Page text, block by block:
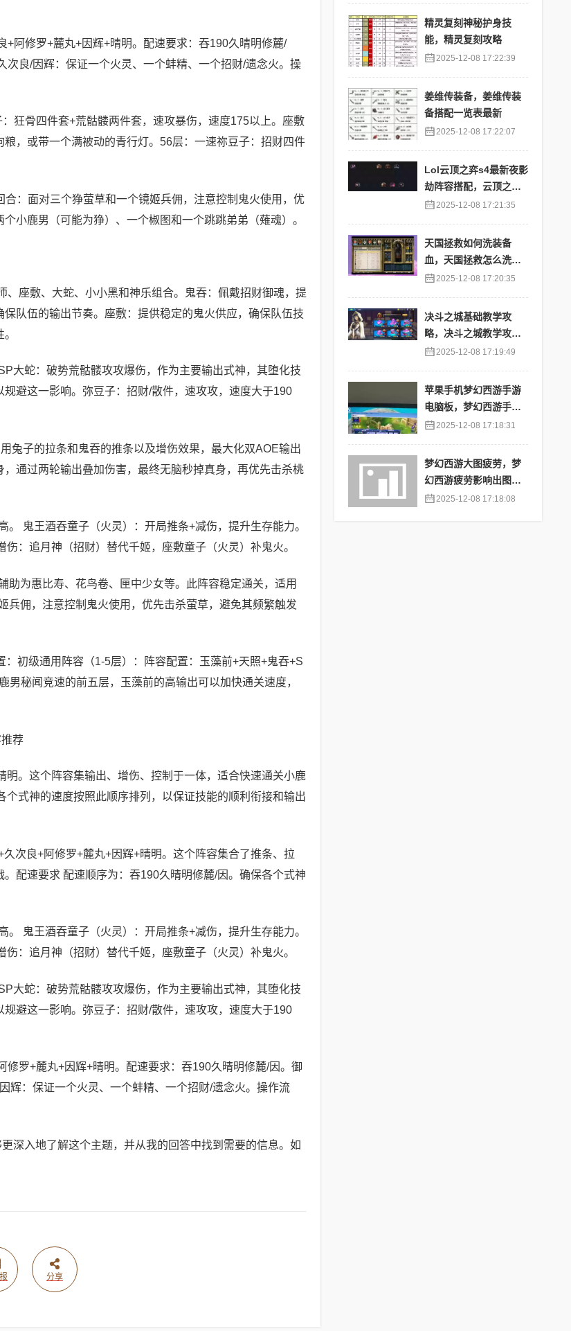
阿修罗+麓丸+因辉+晴明。配速要求：吞190久晴明修麓/
良/因辉：保证一个火灵、一个蚌精、一个招财/遗念火。操
狂骨四件套+荒骷髅两件套，速攻暴伤，速度175以上。座敷
，或带一个满被动的青行灯。56层：一速祢豆子：招财四件
：面对三个狰萤草和一个镜姬兵佣，注意控制鬼火使用，优
小鹿男（可能为狰）、一个椒图和一个跳跳弟弟（薙魂）。
座敷、大蛇、小小黑和神乐组合。鬼吞：佩戴招财御魂，提
队伍的输出节奏。座敷：提供稳定的鬼火供应，确保队伍技
大蛇：破势荒骷髅攻攻爆伤，作为主要输出式神，其堕化技
避这一影响。弥豆子：招财/散件，速攻攻，速度大于190
兔子的拉条和鬼吞的推条以及增伤效果，最大化双AOE输出
通过两轮输出叠加伤害，最终无脑秒掉真身，再优先击杀桃
鬼王酒吞童子（火灵）：开局推条+减伤，提升生存能力。
：追月神（招财）替代千姬，座敷童子（火灵）补鬼火。
助为惠比寿、花鸟卷、匣中少女等。此阵容稳定通关，适用
佣，注意控制鬼火使用，优先击杀萤草，避免其频繁触发
初级通用阵容（1-5层）：阵容配置：玉藻前+天照+鬼吞+S
秘闻竞速的前五层，玉藻前的高输出可以加快通关速度，
荐
。这个阵容集输出、增伤、控制于一体，适合快速通关小鹿
式神的速度按照此顺序排列，以保证技能的顺利衔接和输出
次良+阿修罗+麓丸+因辉+晴明。这个阵容集合了推条、拉
配速要求 配速顺序为：吞190久晴明修麓/因。确保各个式神
鬼王酒吞童子（火灵）：开局推条+减伤，提升生存能力。
：追月神（招财）替代千姬，座敷童子（火灵）补鬼火。
大蛇：破势荒骷髅攻攻爆伤，作为主要输出式神，其堕化技
避这一影响。弥豆子：招财/散件，速攻攻，速度大于190
罗+麓丸+因辉+晴明。配速要求：吞190久晴明修麓/因。御
辉：保证一个火灵、一个蚌精、一个招财/遗念火。操作流
深入地了解这个主题，并从我的回答中找到需要的信息。如
分享
精灵复刻神秘护身技
能，精灵复刻攻略
2025-12-08 17:22:39
姜维传装备，姜维传装
备搭配一览表最新
2025-12-08 17:22:07
Lol云顶之弈s4最新夜影
劫阵容搭配，云顶之奕
夜影劫阵容
2025-12-08 17:21:35
天国拯救如何洗装备
血，天国拯救怎么洗衣
服 2025-12-08 17:20:35
决斗之城基础教学攻
略，决斗之城教学攻略2
1112025-12-08 17:19:49
苹果手机梦幻西游手游
电脑板，梦幻西游手游
苹果端怎么在电脑上登
2025-12-08 17:18:31
梦幻西游大图疲劳，梦
幻西游疲劳影响出图率
吗 2025-12-08 17:18:08